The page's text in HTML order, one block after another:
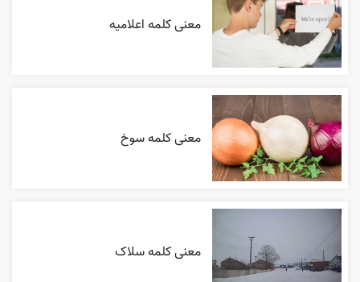
معنی کلمه اعلاميه
معنی کلمه سوخ
معنی کلمه سلاک